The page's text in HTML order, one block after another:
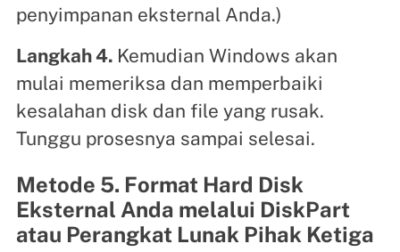
penyimpanan eksternal Anda.)
Langkah 4. Kemudian Windows akan
mulai memeriksa dan memperbaiki
kesalahan disk dan file yang rusak.
Tunggu prosesnya sampai selesai.
Metode 5. Format Hard Disk
Eksternal Anda melalui DiskPart
atau Perangkat Lunak Pihak Ketiga